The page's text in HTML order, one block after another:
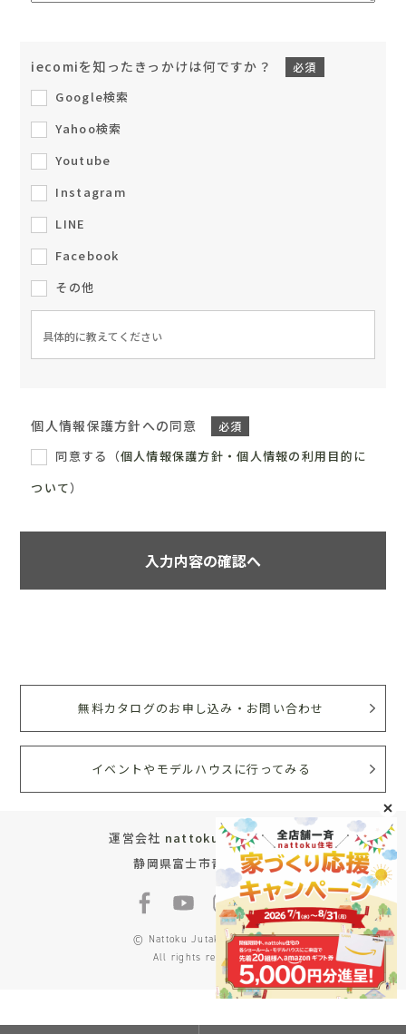
iecomiを知ったきっかけは何ですか？ 必須
Google検索
Yahoo検索
Youtube
Instagram
LINE
Facebook
その他
個人情報保護方針への同意 必須
同意する （個人情報保護方針・個人情報の利用目的に
ついて）
無料カタログのお申し込み・お問い合わせ
イベントやモデルハウスに行ってみる
運営会社 nattoku住宅株式会社
静岡県富士市青葉町572
© Nattoku Jutaku Co., Ltd.
All rights reserved.